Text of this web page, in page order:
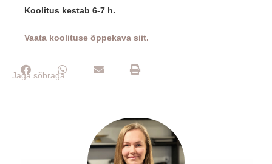
Koolitus kestab 6-7 h.
Vaata koolituse õppekava siit.
Jaga sõbraga